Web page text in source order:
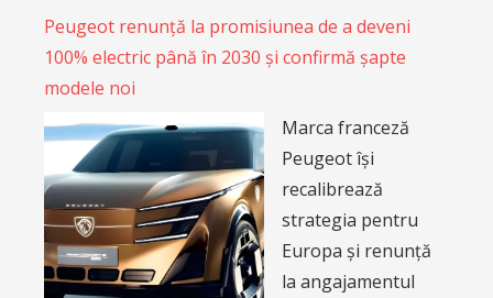
Peugeot renunță la promisiunea de a deveni
100% electric până în 2030 și confirmă șapte
modele noi
Marca franceză
Peugeot își
recalibrează
strategia pentru
Europa și renunță
la angajamentul